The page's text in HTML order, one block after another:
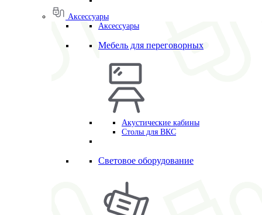
Аксессуары
Аксессуары
Мебель для переговорных
Акустические кабины
Столы для ВКС
Световое оборудование